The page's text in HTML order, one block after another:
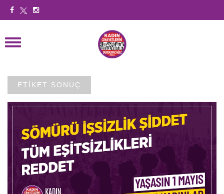
ETİKET SONUÇ